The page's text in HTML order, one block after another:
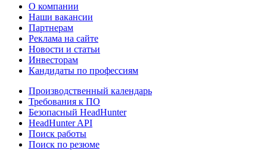
О компании
Наши вакансии
Партнерам
Реклама на сайте
Новости и статьи
Инвесторам
Кандидаты по профессиям
Производственный календарь
Требования к ПО
Безопасный HeadHunter
HeadHunter API
Поиск работы
Поиск по резюме